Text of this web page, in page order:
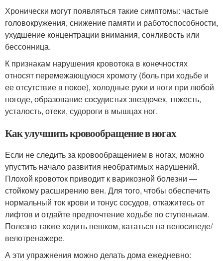
Хронически могут появляться такие симптомы: частые
головокружения, снижение памяти и работоспособности,
ухудшение концентрации внимания, сонливость или
бессонница.
К признакам нарушения кровотока в конечностях
относят перемежающуюся хромоту (боль при ходьбе и
ее отсутствие в покое), холодные руки и ноги при любой
погоде, образование сосудистых звездочек, тяжесть,
усталость, отеки, судороги в мышцах ног.
Как улучшить кровообращение в ногах
Если не следить за кровообращением в ногах, можно
упустить начало развития необратимых нарушений.
Плохой кровоток приводит к варикозной болезни —
стойкому расширению вен. Для того, чтобы обеспечить
нормальный ток крови и тонус сосудов, откажитесь от
лифтов и отдайте предпочтение ходьбе по ступенькам.
Полезно также ходить пешком, кататься на велосипеде/
велотренажере.
А эти упражнения можно делать дома ежедневно: